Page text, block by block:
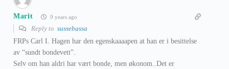
Marit 9 years ago
Reply to sussebassa
FRPs Carl I. Hagen har den egenskaaaapen at han er i besittelse
av “sundt bondevett”.
Selv om han aldri har vært bonde, men økonom..Det er